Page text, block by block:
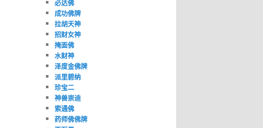
必达佛
成功佛牌
拉胡天神
招财女神
掩面佛
水财神
泽度金佛牌
派里碧纳
珍宝二
神兽崇迪
索通佛
药师佛佛牌